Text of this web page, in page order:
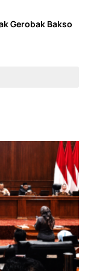
Gerobak Bakso